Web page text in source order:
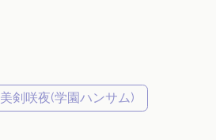
美剣咲夜(学園ハンサム)